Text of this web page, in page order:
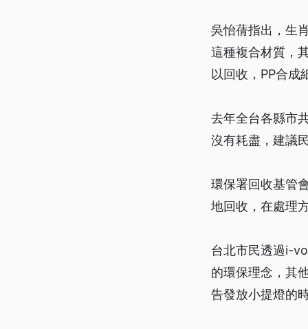
吳怡蒨指出，生
這種複合材質，
以回收，PP合成
去年全台各縣市
沒有耗盡，建議
環保署回收基管
地回收，在處理
台北市民透過i-
的環保理念，其
告發放小提燈的